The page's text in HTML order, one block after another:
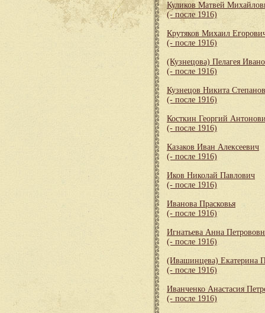
Куликов Матвей
(- после 1916)
Крутяков Михаил
(- после 1916)
(Кузнецова) Пелагея
(- после 1916)
Кузнецов Никита
(- после 1916)
Косткин Георгий
(- после 1916)
Казаков Иван Алексеевич
(- после 1916)
Иков Николай Павлович
(- после 1916)
Иванова Прасковья
(- после 1916)
Игнатьева Анна
(- после 1916)
(Ивашинцева) Екатерина
(- после 1916)
Иванченко Анастасия
(- после 1916)